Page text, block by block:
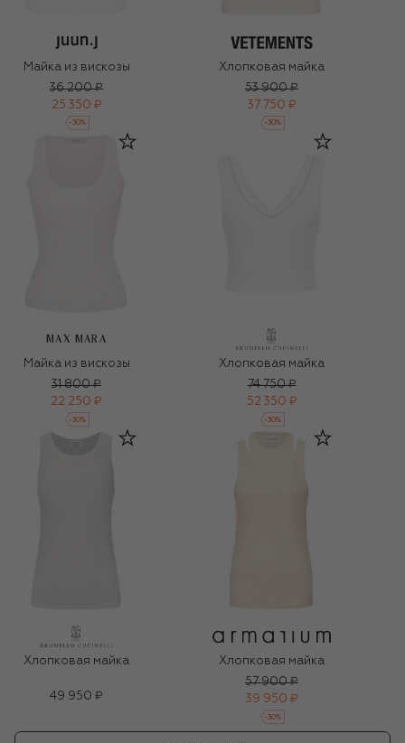
Майка из вискозы
36 200 ₽
25 350 ₽
-30%
Хлопковая майка
53 900 ₽
37 750 ₽
-30%
MAX MARA
Майка из вискозы
31 800 ₽
22 250 ₽
-30%
Хлопковая майка
74 750 ₽
52 350 ₽
-30%
Хлопковая майка
49 950 ₽
Хлопковая майка
57 900 ₽
39 950 ₽
-30%